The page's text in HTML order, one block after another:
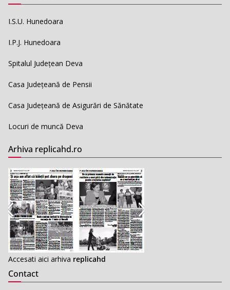
I.S.U. Hunedoara
I.P.J. Hunedoara
Spitalul Județean Deva
Casa Județeană de Pensii
Casa Județeană de Asigurări de Sănătate
Locuri de muncă Deva
Arhiva replicahd.ro
Accesati aici arhiva replicahd
Contact